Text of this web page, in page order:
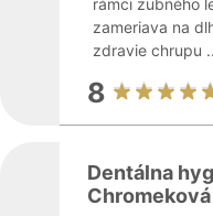
rámci zubného
zameriava na
zdravie chrupu
8
Dentálna
Chromeková